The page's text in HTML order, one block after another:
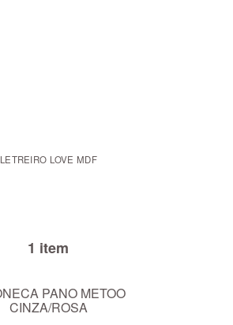
LETREIRO LOVE MDF
1 item